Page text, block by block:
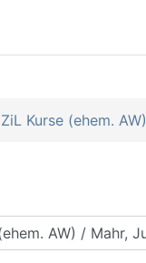
ZiL Kurse (ehem. AW)